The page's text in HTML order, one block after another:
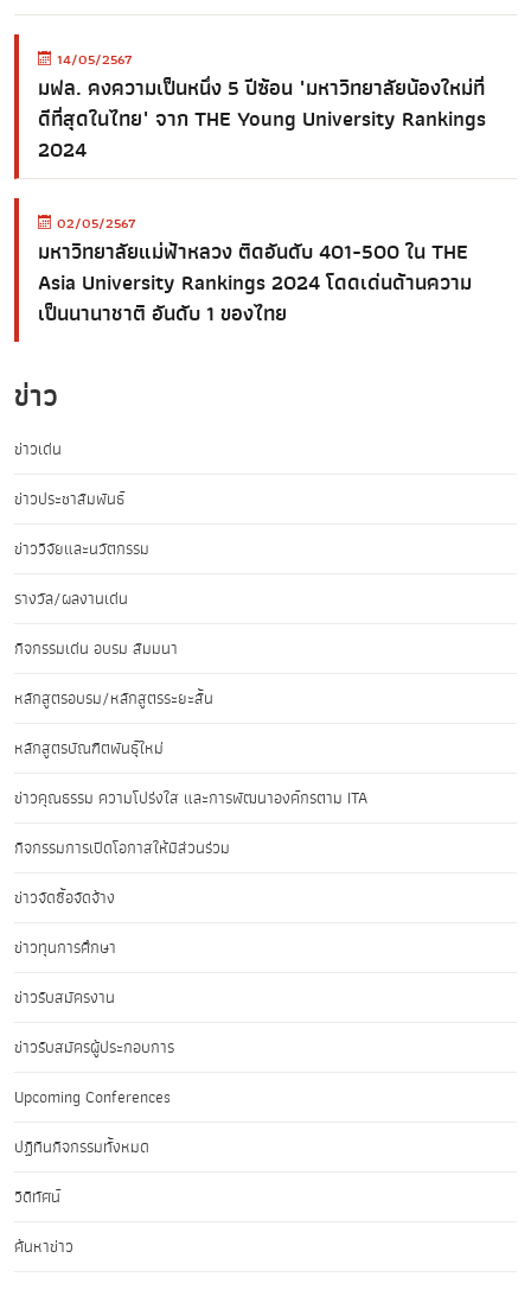
14/05/2567
มฟล. คงความเป็นหนึ่ง 5 ปีซ้อน "มหาวิทยาลัยน้องใหม่ที่
ดีที่สุดในไทย" จาก THE Young University Rankings
2024
02/05/2567
มหาวิทยาลัยแม่ฟ้าหลวง ติดอันดับ 401-500 ใน THE
Asia University Rankings 2024 โดดเด่นด้านความ
เป็นนานาชาติ อันดับ 1 ของไทย
ข่าว
ข่าวเด่น
ข่าวประชาสัมพันธ์
ข่าววิจัยและนวัตกรรม
รางวัล/ผลงานเด่น
กิจกรรมเด่น อบรม สัมมนา
หลักสูตรอบรม/หลักสูตรระยะสั้น
หลักสูตรบัณฑิตพันธุ์ใหม่
ข่าวคุณธรรม ความโปร่งใส และการพัฒนาองค์กรตาม ITA
กิจกรรมการเปิดโอกาสให้มีส่วนร่วม
ข่าวจัดซื้อจัดจ้าง
ข่าวทุนการศึกษา
ข่าวรับสมัครงาน
ข่าวรับสมัครผู้ประกอบการ
Upcoming Conferences
ปฏิทินกิจกรรมทั้งหมด
วิดีทัศน์
ค้นหาข่าว